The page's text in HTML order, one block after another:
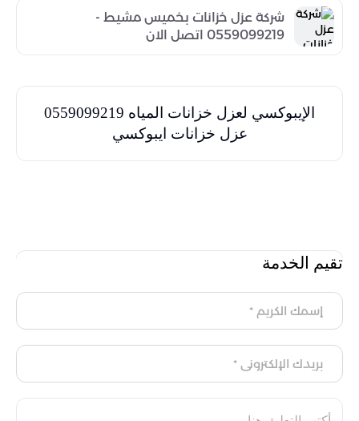
شركة عزل خزانات بخميس مشيط -
0559099219 اتصل الان
الإيبوكسي لعزل خزانات المياه 0559099219
عزل خزانات ايبوكسي
تقيم الخدمة